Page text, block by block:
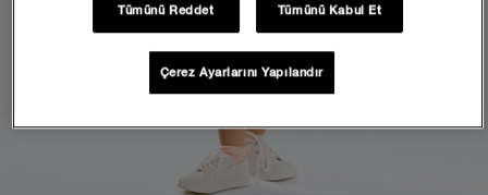
Tümünü Reddet Tümünü Kabul Et
Çerez Ayarlarını Yapılandır